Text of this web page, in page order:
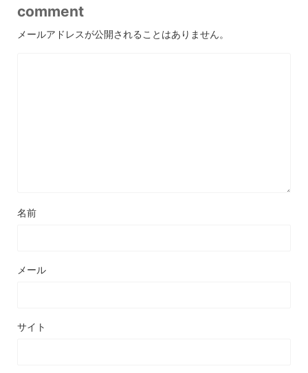
comment
メールアドレスが公開されることはありません。
名前
メール
サイト